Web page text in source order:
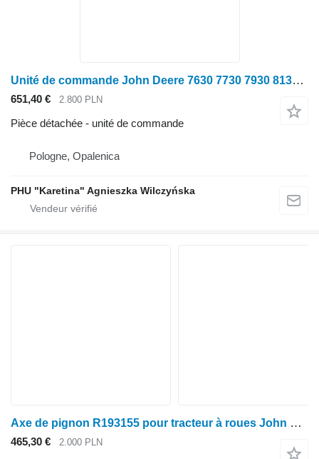
Unité de commande John Deere 7630 7730 7930 8130 8230 9530 Module Contrôleur Ordinateur RE231325 pour tracteur à roues John Deere 7630 7730 7930 8130 8230 9530
651,40 € 2.800 PLN
Pièce détachée - unité de commande
Pologne, Opalenica
PHU "Karetina" Agnieszka Wilczyńska
Axe de pignon R193155 pour tracteur à roues John Deere 8110 8120 8210 8230 8330 8430
465,30 € 2.000 PLN